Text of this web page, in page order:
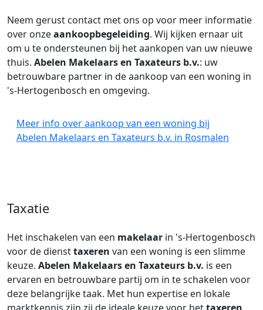
Neem gerust contact met ons op voor meer informatie
over onzeaankoopbegeleiding. Wij kijken ernaar uit
om u te ondersteunen bij het aankopen van uw nieuwe
thuis. Abelen Makelaars en Taxateurs b.v.: uw
betrouwbare partner in de aankoop van een woning in
's-Hertogenbosch en omgeving.
Meer info over aankoop van een woning bij
Abelen Makelaars en Taxateurs b.v. in Rosmalen
Taxatie
Het inschakelen van een makelaar in 's-Hertogenbosch
voor de diensttaxeren van een woning is een slimme
keuze. Abelen Makelaars en Taxateurs b.v. is een
ervaren en betrouwbare partij om in te schakelen voor
deze belangrijke taak. Met hun expertise en lokale